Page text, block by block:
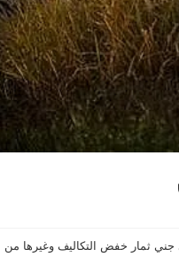
جني ثمار خفض التكاليف وغيرها من